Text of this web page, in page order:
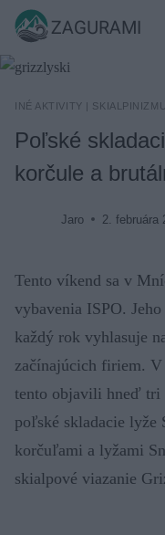
Skip
content
ZAGURAMI
INÉ AKTIVITY |
Poľské
korčule a
Jaro 2. februára
Tento víkend sa v
vybavenia ISPO.
každý rok vyhlasuje
začínajúcich firiem. V
tento objavili hneď tri
poľské skladacie
korčuľami a lyžami
skialpové viazanie